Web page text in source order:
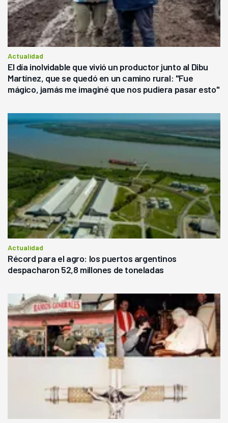
Actualidad
El día inolvidable que vivió un productor junto al Dibu
Martínez, que se quedó en un camino rural: "Fue
mágico, jamás me imaginé que nos pudiera pasar esto"
Actualidad
Récord para el agro: los puertos argentinos
despacharon 52,8 millones de toneladas